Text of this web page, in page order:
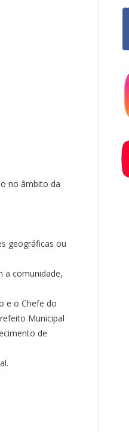
no âmbito da
geográficas ou
a comunidade,
e o Chefe do
Municipal
de